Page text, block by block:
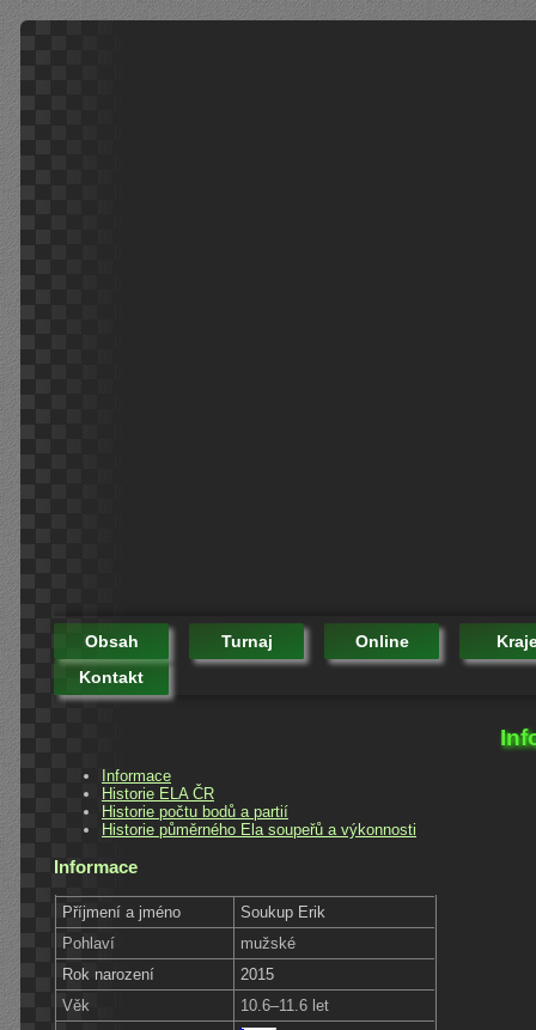
Obsah Turnaj Online
Kontakt
Informace
Historie ELA ČR
Historie počtu bodů a partií
Historie půměrného Ela soupeřů a výkonnosti
Informace
Příjmení a jméno
Soukup Erik
Pohlaví
mužské
Rok narození
2015
Věk
10.6–11.6 let